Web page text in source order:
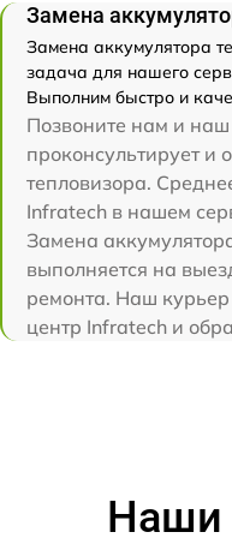
Замена
Замена аккумулятора
задача для нашего
Выполним быстро и
Позвоните нам и наш
проконсультирует и
тепловизора.
Infratech в нашем
Замена
выполняется на
ремонта. Наш курьер
центр Infratech и
Наши